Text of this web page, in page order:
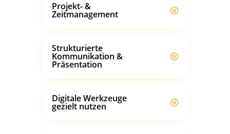
Projekt- &
Zeitmanagement
Strukturierte
Kommunikation &
Präsentation
Digitale Werkzeuge
gezielt nutzen